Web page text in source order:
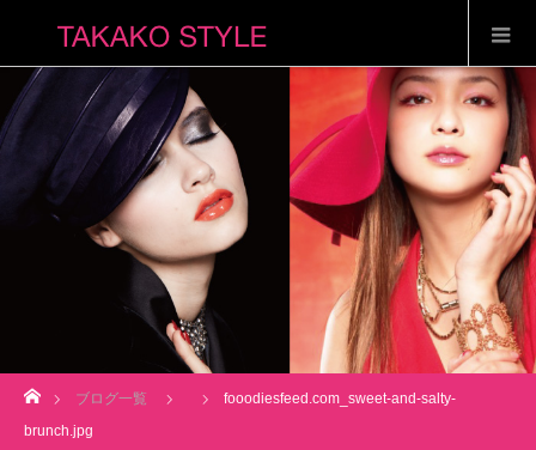
ブログ一覧
fooodiesfeed.com_sweet-and-salty-
brunch.jpg